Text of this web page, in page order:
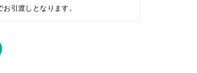
引渡しとなります。